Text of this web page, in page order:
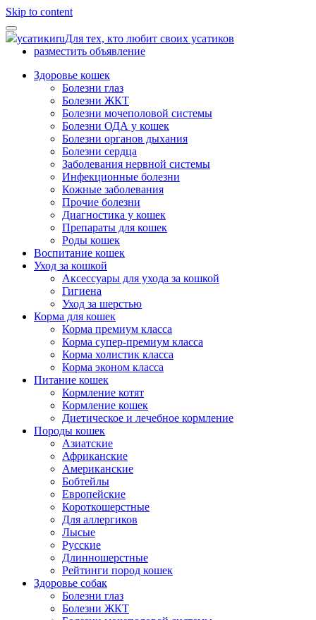
Skip to content
усатикиruДля тех, кто любит своих усатиков
разместить объявление
Здоровье кошек
Болезни глаз
Болезни ЖКТ
Болезни мочеполовой системы
Болезни ОДА у кошек
Болезни органов дыхания
Болезни сердца
Заболевания нервной системы
Инфекционные болезни
Кожные заболевания
Прочие болезни
Диагностика у кошек
Препараты для кошек
Роды кошек
Воспитание кошек
Уход за кошкой
Аксессуары для ухода за кошкой
Гигиена
Уход за шерстью
Корма для кошек
Корма премиум класса
Корма супер-премиум класса
Корма холистик класса
Корма эконом класса
Питание кошек
Кормление котят
Кормление кошек
Диетическое и лечебное кормление
Породы кошек
Азиатские
Африканские
Американские
Бобтейлы
Европейские
Короткошерстные
Для аллергиков
Лысые
Русские
Длинношерстные
Рейтинги пород кошек
Здоровье собак
Болезни глаз
Болезни ЖКТ